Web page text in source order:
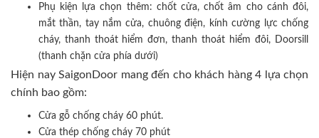
Phụ kiện lựa chọn thêm: chốt cửa, chốt âm cho cánh đôi,
mắt thần, tay nắm cửa, chuông điện, kính cường lực chống
cháy, thanh thoát hiểm đơn, thanh thoát hiểm đôi, Doorsill
(thanh chặn cửa phía dưới)
Hiện nay SaigonDoor mang đến cho khách hàng 4 lựa chọn
chính bao gồm:
Cửa gỗ chống cháy 60 phút.
Cửa thép chống cháy 70 phút